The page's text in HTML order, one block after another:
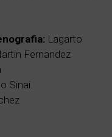
Lagarto
Fernandez
Sinai.